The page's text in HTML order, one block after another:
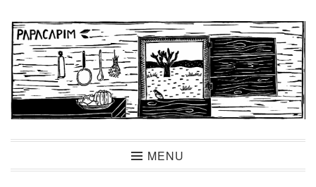
para
conteúdo
PapacapimMENU